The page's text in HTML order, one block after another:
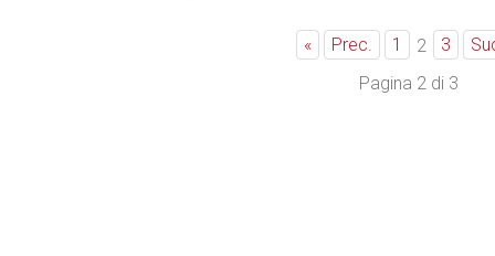
« Prec. 1 2 3
Pagina 2 di 3